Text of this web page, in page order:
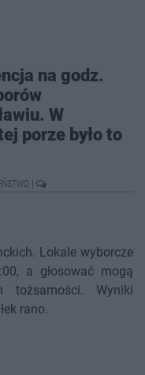
na godz.
W
porze było to
Lokale wyborcze
a głosować mogą
tożsamości. Wyniki
rano.